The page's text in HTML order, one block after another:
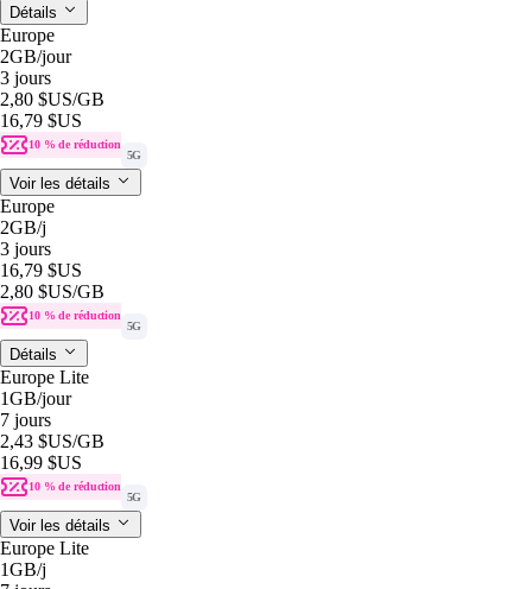
Détails
Europe
2GB/jour
3 jours
2,80 $US/GB
16,79 $US
10 % de réduction
5G
Voir les détails
Europe
2GB/j
3 jours
16,79 $US
2,80 $US/GB
10 % de réduction
5G
Détails
Europe Lite
1GB/jour
7 jours
2,43 $US/GB
16,99 $US
10 % de réduction
5G
Voir les détails
Europe Lite
1GB/j